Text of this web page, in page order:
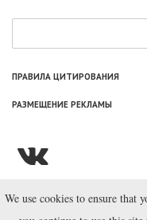
ПРАВИЛА ЦИТИРОВАНИЯ
РАЗМЕЩЕНИЕ РЕКЛАМЫ
© ООО
We use cookies to ensure that